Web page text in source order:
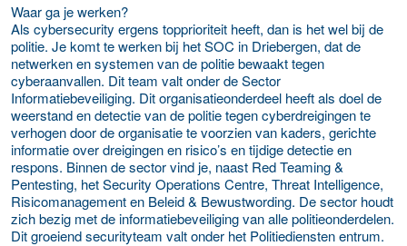
Waar ga je werken?
Als cybersecurity ergens topprioriteit heeft, dan is het wel bij de
politie. Je komt te werken bij het SOC in Driebergen, dat de
netwerken en systemen van de politie bewaakt tegen
cyberaanvallen. Dit team valt onder de Sector
Informatiebeveiliging. Dit organisatieonderdeel heeft als doel de
weerstand en detectie van de politie tegen cyberdreigingen te
verhogen door de organisatie te voorzien van kaders, gerichte
informatie over dreigingen en risico’s en tijdige detectie en
respons. Binnen de sector vind je, naast Red Teaming &
Pentesting, het Security Operations Centre, Threat Intelligence,
Risicomanagement en Beleid & Bewustwording. De sector houdt
zich bezig met de informatiebeveiliging van alle politieonderdelen.
Dit groeiend securityteam valt onder het Politiediensten entrum.